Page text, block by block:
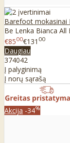
Barefoot mokasinai
Be Lenka Bianca
€8500€131 00
Daugiau
374042
Į palyginimą
Į norų sąrašą
Akcija -34%